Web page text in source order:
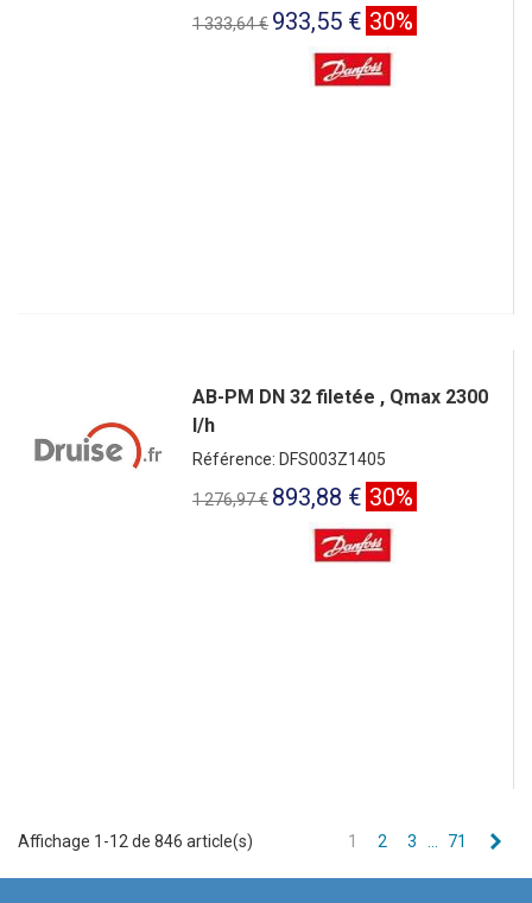
1 333,64 € 933,55 € 30%
AB-PM DN 32 filetée , Qmax 2300
l/h
Référence: DFS003Z1405
1 276,97 € 893,88 € 30%
Affichage 1-12 de 846 article(s) 1 2 3 71